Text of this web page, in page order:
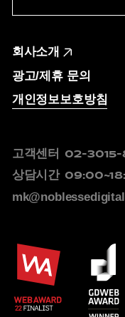
회사소개
광고/제휴 문의
개인정보보호방침
고객센터 02-
상담시간